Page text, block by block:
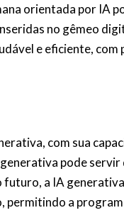
orientada por IA
no gêmeo
e eficiente, com
com sua
pode servir
a IA
a